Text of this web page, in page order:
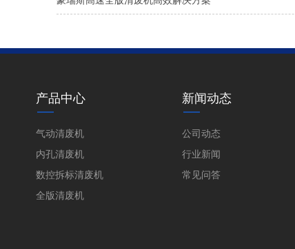
产品中心
气动清废机
内孔清废机
数控拆标清废机
全版清废机
新闻动态
公司动态
行业新闻
常见问答